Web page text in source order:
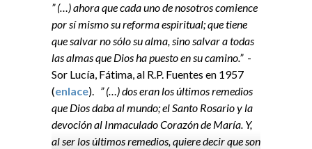
” (…) ahora que cada uno de nosotros comience
por sí mismo su reforma espiritual; que tiene
que salvar no sólo su alma, sino salvar a todas
las almas que Dios ha puesto en su camino.” -
Sor Lucía, Fátima, al R.P. Fuentes en 1957
(enlace). ” (…) dos eran los últimos remedios
que Dios daba al mundo; el Santo Rosario y la
devoción al Inmaculado Corazón de María. Y,
al ser los últimos remedios, quiere decir que son